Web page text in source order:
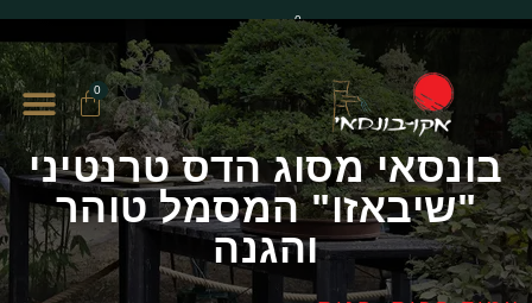
0
0
בונסאי מסוג הדס טרנטיני
"שיבאזו" המסמל טוהר
והגנה